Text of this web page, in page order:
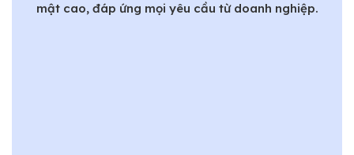
mật cao, đáp ứng mọi yêu cầu từ doanh nghiệp.